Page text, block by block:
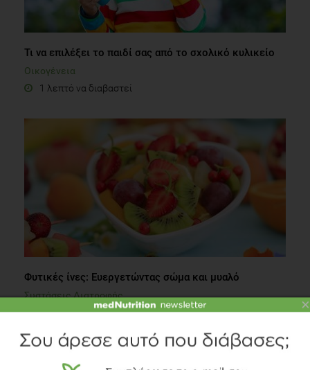
Τι να επιλέξει το παιδί σας από το σχολικό κυλικείο
Οικογένεια
1 λεπτό να διαβαστεί
Φυτικές ίνες: Ευεργετώντας σώμα και μυαλό
Συστάσεις Διατροφής
2 λεπτά να διαβαστεί
×